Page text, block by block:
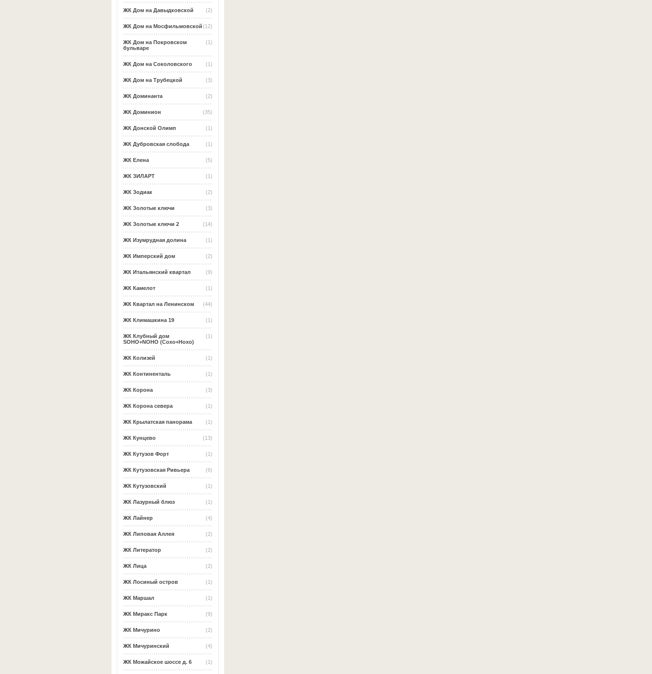
(2)
ЖК Дом на Давыдковской
(12)
ЖК Дом на Мосфильмовской
(1)
ЖК Дом на Покровском
бульваре
(1)
ЖК Дом на Соколовского
(3)
ЖК Дом на Трубецкой
(2)
ЖК Доминанта
(35)
ЖК Доминион
(1)
ЖК Донской Олимп
(1)
ЖК Дубровская слобода
(5)
ЖК Елена
(1)
ЖК ЗИЛАРТ
(2)
ЖК Зодиак
(3)
ЖК Золотые ключи
(14)
ЖК Золотые ключи 2
(1)
ЖК Изумрудная долина
(2)
ЖК Имперский дом
(9)
ЖК Итальянский квартал
(1)
ЖК Камелот
(44)
ЖК Квартал на Ленинском
(1)
ЖК Климашкина 19
(1)
ЖК Клубный дом
SOHO+NOHO (Сохо+Нохо)
(1)
ЖК Колизей
(1)
ЖК Континенталь
(3)
ЖК Корона
(1)
ЖК Корона севера
(1)
ЖК Крылатская панорама
(13)
ЖК Кунцево
(1)
ЖК Кутузов Форт
(6)
ЖК Кутузовская Ривьера
(1)
ЖК Кутузовский
(1)
ЖК Лазурный блюз
(4)
ЖК Лайнер
(2)
ЖК Липовая Аллея
(2)
ЖК Литератор
(2)
ЖК Лица
(1)
ЖК Лосиный остров
(1)
ЖК Маршал
(9)
ЖК Миракс Парк
(2)
ЖК Мичурино
(4)
ЖК Мичуринский
(1)
ЖК Можайское шоссе д. 6